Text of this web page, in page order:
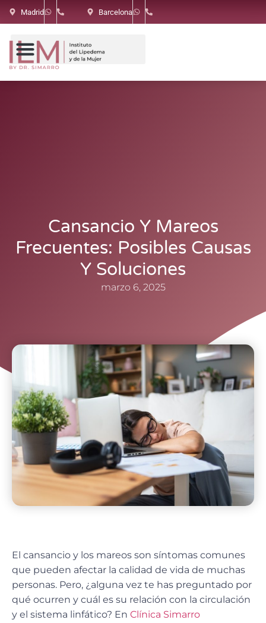
Madrid Barcelona
Cansancio Y Mareos
Frecuentes: Posibles Causas
Y Soluciones
marzo 6, 2025
El cansancio y los mareos son síntomas comunes
que pueden afectar la calidad de vida de muchas
personas. Pero, ¿alguna vez te has preguntado por
qué ocurren y cuál es su relación con la circulación
y el sistema linfático? En Clínica Simarro